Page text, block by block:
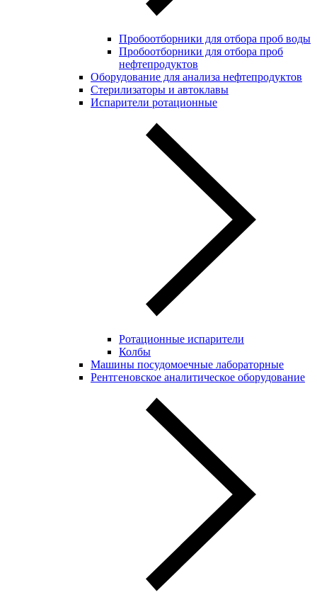
Пробоотборники для отбора проб воды
Пробоотборники для отбора проб
нефтепродуктов
Оборудование для анализа нефтепродуктов
Стерилизаторы и автоклавы
Испарители ротационные
Ротационные испарители
Колбы
Машины посудомоечные лабораторные
Рентгеновское аналитическое оборудование